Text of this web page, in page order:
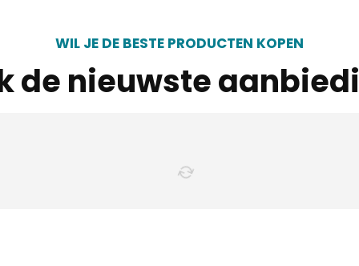
WIL JE DE BESTE PRODUCTEN KOPEN
de nieuwste